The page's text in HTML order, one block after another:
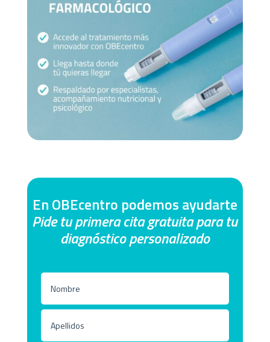
En OBEcentro podemos ayudarte
Pide tu primera cita gratuita para tu
diagnóstico personalizado